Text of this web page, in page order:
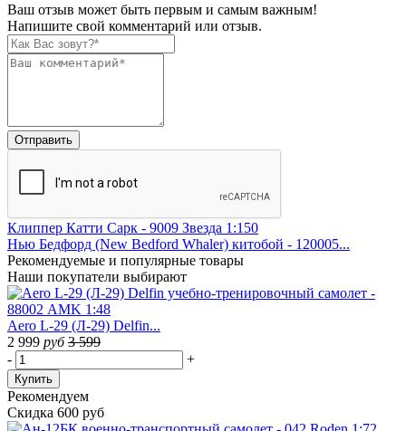
Ваш отзыв может быть первым и самым важным!
Напишите свой комментарий или отзыв.
Клиппер Катти Сарк - 9009 Звезда 1:150
Нью Бедфорд (New Bedford Whaler) китобой - 120005...
Рекомендуемые и популярные товары
Наши покупатели выбирают
Aero L-29 (Л-29) Delfin...
2 999 руб 3 599
-
+
Купить
Рекомендуем
Скидка 600 руб